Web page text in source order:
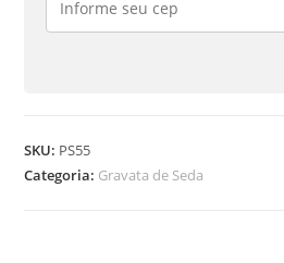
SKU: PS55
Categoria: Gravata de Seda